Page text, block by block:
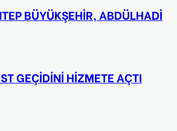
BÜYÜKŞEHİR, ABDÜLHADİ
GEÇİDİNİ HİZMETE AÇTI